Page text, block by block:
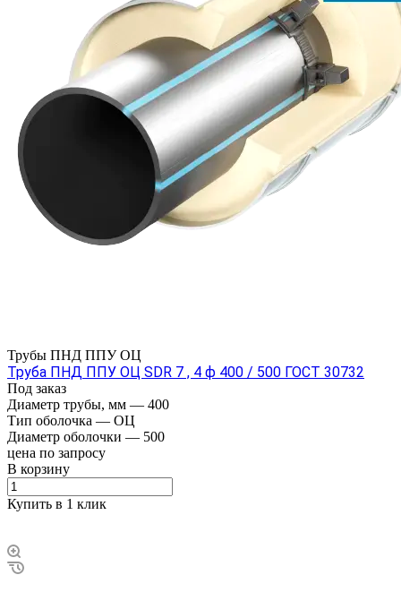
Трубы ПНД ППУ ОЦ
Труба ПНД ППУ ОЦ SDR 7 , 4 ф 400 / 500 ГОСТ 30732
Под заказ
Диаметр трубы, мм — 400
Тип оболочка — ОЦ
Диаметр оболочки — 500
цена по запросу
В корзину
Купить в 1 клик